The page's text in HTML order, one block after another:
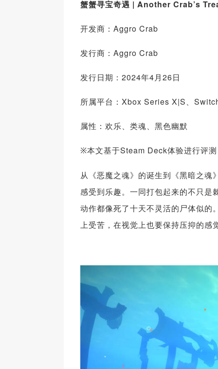
蟹蟹寻宝奇遇 | Another Crab’s
开发商：Aggro Crab
发行商：Aggro Crab
发行日期：2024年4月26日
所属平台：Xbox Series X|S、
属性：欢乐、类魂、黑色幽默
※本文基于Steam Deck体验进行评测
从《恶魔之魂》的诞生到《黑暗之魂
感受到乐趣。一同打包起来的不只是
动作都像死了十天不灵活的尸体似的
上受苦，在视觉上也要保持压抑的感